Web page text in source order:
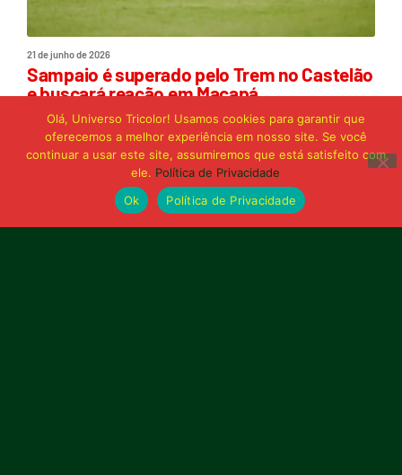
21 de junho de 2026
Sampaio é superado pelo Trem no Castelão
e buscará reação em Macapá
Publicidade
Olá, Universo Tricolor! Usamos cookies para garantir que
oferecemos a melhor experiência em nosso site. Se você
continuar a usar este site, assumiremos que está satisfeito com
ele. Política de Privacidade
Ok
Política de Privacidade